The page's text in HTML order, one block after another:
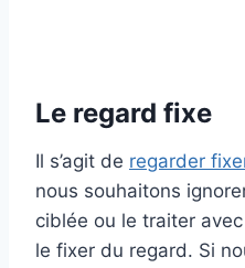
Le regard fixe
Il s’agit de regarder
nous souhaitons
ciblée ou le traiter
le fixer du regard. Si